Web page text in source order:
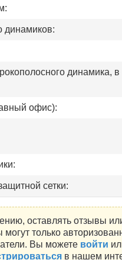
динамиков:
динамика, в
офис):
сетки:
оставлять отзывы
могут только
Вы можете войти
в нашем